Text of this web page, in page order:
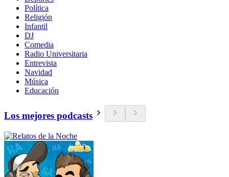
Política
Religión
Infantil
DJ
Comedia
Radio Universitaria
Entrevista
Navidad
Música
Educación
Los mejores podcasts